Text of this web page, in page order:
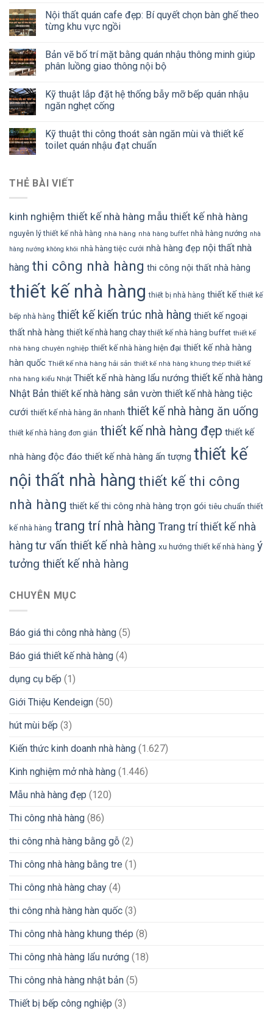
Nội thất quán cafe đẹp: Bí quyết chọn bàn ghế theo
từng khu vực ngồi
Bản vẽ bố trí mặt bằng quán nhậu thông minh giúp
phân luồng giao thông nội bộ
Kỹ thuật lắp đặt hệ thống bẫy mỡ bếp quán nhậu
ngăn nghẹt cống
Kỹ thuật thi công thoát sàn ngăn mùi và thiết kế
toilet quán nhậu đạt chuẩn
THẺ BÀI VIẾT
kinh nghiệm thiết kế nhà hàng mẫu thiết kế nhà hàng
nguyên lý thiết kế nhà hàng nhà hàng nhà hàng buffet nhà hàng nướng nhà
hàng nướng không khói nhà hàng tiệc cưới nhà hàng đẹp nội thất nhà
hàng thi công nhà hàng thi công nội thất nhà hàng
thiết kế nhà hàng thiết bị nhà hàng thiết kế thiết kế
bếp nhà hàng thiết kế kiến trúc nhà hàng thiết kế ngoại
thất nhà hàng thiết kế nhà hang chay thiết kế nhà hàng buffet thiết kế
nhà hàng chuyên nghiệp thiết kế nhà hàng hiện đại thiết kế nhà hàng
hàn quốc Thiết kế nhà hàng hải sản thiết kế nhà hàng khung thép thiết kế
nhà hàng kiểu Nhật Thiết kế nhà hàng lẩu nướng thiết kế nhà hàng
Nhật Bản thiết kế nhà hàng sân vườn thiết kế nhà hàng tiệc
cưới thiết kế nhà hàng ăn nhanh thiết kế nhà hàng ăn uống
thiết kế nhà hàng đơn giản thiết kế nhà hàng đẹp thiết kế
nhà hàng độc đáo thiết kế nhà hàng ấn tượng thiết kế
nội thất nhà hàng thiết kế thi công
nhà hàng thiết kế thi công nhà hàng trọn gói tiêu chuẩn thiết
kế nhà hàng trang trí nhà hàng Trang trí thiết kế nhà
hàng tư vấn thiết kế nhà hàng xu hướng thiết kế nhà hàng ý
tưởng thiết kế nhà hàng
CHUYÊN MỤC
Báo giá thi công nhà hàng (5)
Báo giá thiết kế nhà hàng (4)
dụng cụ bếp (1)
Giới Thiệu Kendeign (50)
hút mùi bếp (3)
Kiến thức kinh doanh nhà hàng (1.627)
Kinh nghiệm mở nhà hàng (1.446)
Mẫu nhà hàng đẹp (120)
Thi công nhà hàng (86)
thi công nhà hàng bằng gỗ (2)
Thi công nhà hàng bằng tre (1)
Thi công nhà hàng chay (4)
thi công nhà hàng hàn quốc (3)
Thi công nhà hàng khung thép (8)
Thi công nhà hàng lẩu nướng (18)
Thi công nhà hàng nhật bản (5)
Thiết bị bếp công nghiệp (3)